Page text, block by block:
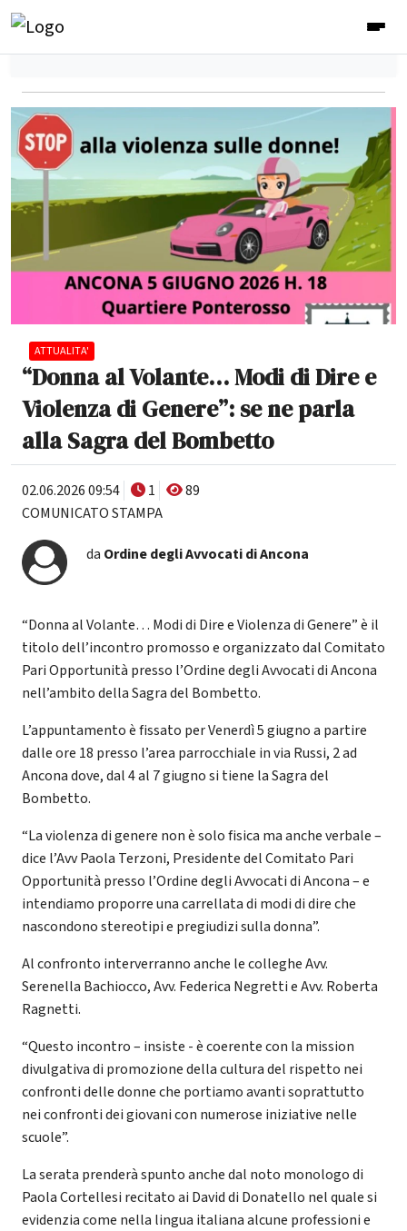
ATTUALITA'
“Donna al Volante… Modi di Dire e
Violenza di Genere”: se ne parla
alla Sagra del Bombetto
02.06.2026 09:54 1
89
COMUNICATO STAMPA
da Ordine degli Avvocati di Ancona
“Donna al Volante… Modi di Dire e Violenza di Genere” è il
titolo dell’incontro promosso e organizzato dal Comitato
Pari Opportunità presso l’Ordine degli Avvocati di Ancona
nell’ambito della Sagra del Bombetto.
L’appuntamento è fissato per Venerdì 5 giugno a partire
dalle ore 18 presso l’area parrocchiale in via Russi, 2 ad
Ancona dove, dal 4 al 7 giugno si tiene la Sagra del
Bombetto.
“La violenza di genere non è solo fisica ma anche verbale –
dice l’Avv Paola Terzoni, Presidente del Comitato Pari
Opportunità presso l’Ordine degli Avvocati di Ancona – e
intendiamo proporre una carrellata di modi di dire che
nascondono stereotipi e pregiudizi sulla donna”.
Al confronto interverranno anche le colleghe Avv.
Serenella Bachiocco, Avv. Federica Negretti e Avv. Roberta
Ragnetti.
“Questo incontro – insiste - è coerente con la mission
divulgativa di promozione della cultura del rispetto nei
confronti delle donne che portiamo avanti soprattutto
nei confronti dei giovani con numerose iniziative nelle
scuole”.
La serata prenderà spunto anche dal noto monologo di
Paola Cortellesi recitato ai David di Donatello nel quale si
evidenzia come nella lingua italiana alcune professioni e